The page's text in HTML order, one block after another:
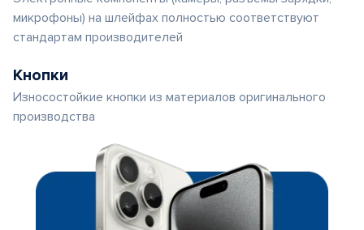
микрофоны) на шлейфах полностью соответствуют
стандартам производителей
Кнопки
Износостойкие кнопки из материалов оригинального
производства